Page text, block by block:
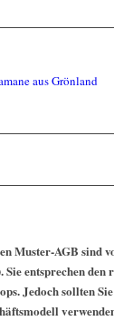
Muster-AGB sind
Sie entsprechen
Jedoch sollten